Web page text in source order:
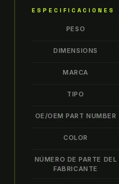
DE
0044
ESPECIFICACIONES
PESO
DIMENSIONS
MARCA
TIPO
OE/OEM PART NUMBER
COLOR
NÚMERO DE PARTE DEL
FABRICANTE